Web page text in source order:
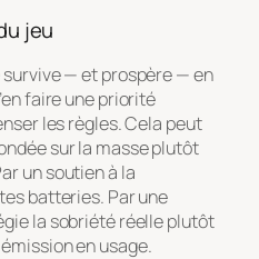
jeu
— et prospère — en
faire une priorité
les règles. Cela peut
sur la masse plutôt
un soutien à la
batteries. Par une
la sobriété réelle plutôt
en usage.